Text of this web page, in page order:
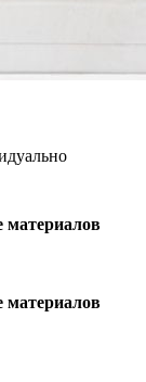
материалов
материалов